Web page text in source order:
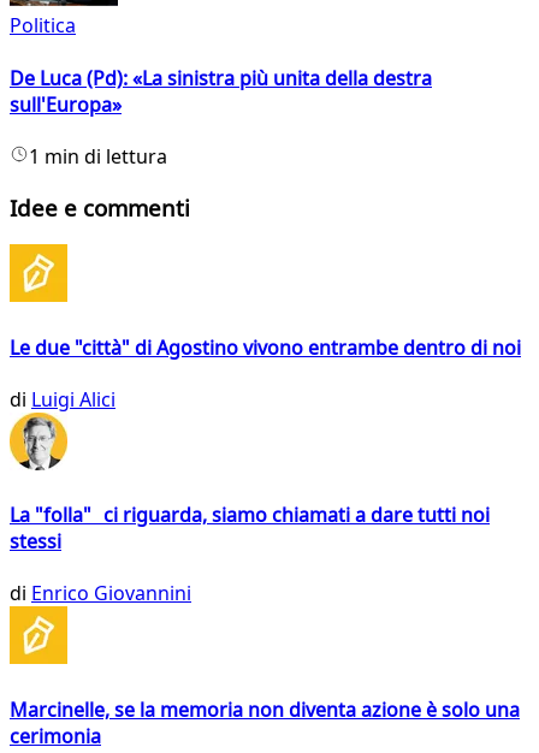
Politica
De Luca (Pd): «La sinistra più unita della destra
sull'Europa»
1 min di lettura
Idee e commenti
Le due "città" di Agostino vivono entrambe dentro di noi
di Luigi Alici
La "folla" ci riguarda, siamo chiamati a dare tutti noi
stessi
di Enrico Giovannini
Marcinelle, se la memoria non diventa azione è solo una
cerimonia